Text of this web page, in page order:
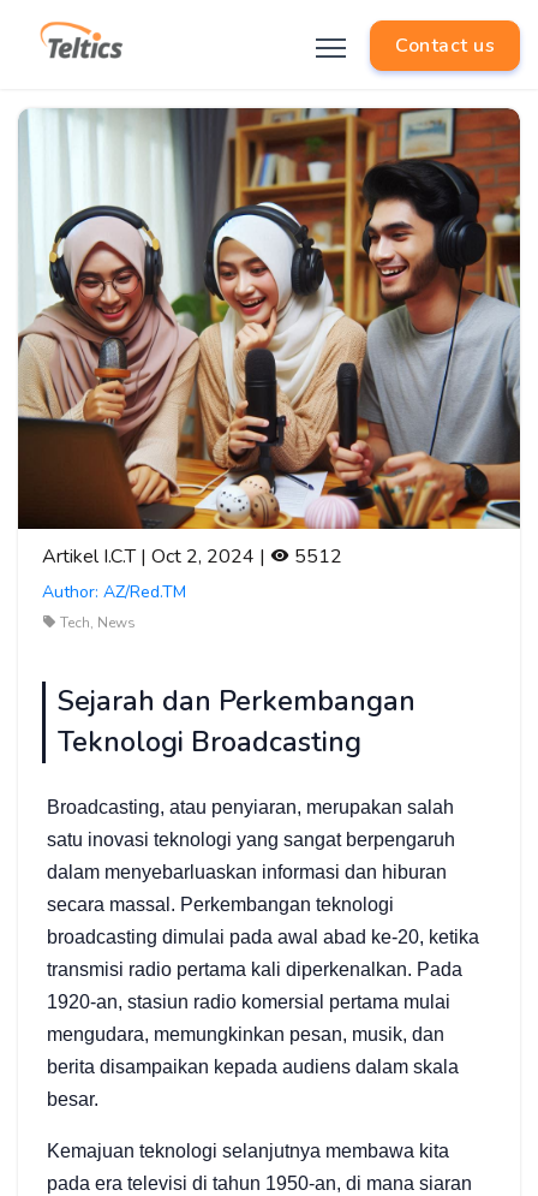
Contact us
Artikel I.C.T | Oct 2, 2024 | 5512
Author: AZ/Red.TM
Tech, News
Sejarah dan Perkembangan
Teknologi Broadcasting
Broadcasting, atau penyiaran, merupakan salah
satu inovasi teknologi yang sangat berpengaruh
dalam menyebarluaskan informasi dan hiburan
secara massal. Perkembangan teknologi
broadcasting dimulai pada awal abad ke-20, ketika
transmisi radio pertama kali diperkenalkan. Pada
1920-an, stasiun radio komersial pertama mulai
mengudara, memungkinkan pesan, musik, dan
berita disampaikan kepada audiens dalam skala
besar.
Kemajuan teknologi selanjutnya membawa kita
pada era televisi di tahun 1950-an, di mana siaran